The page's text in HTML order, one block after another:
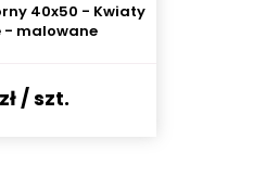
40x50 - Kwiaty
- malowane
/ szt.